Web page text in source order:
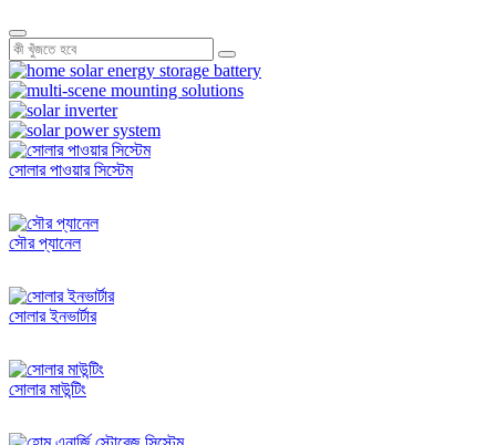
সোলার পাওয়ার সিস্টেম
সৌর প্যানেল
সোলার ইনভার্টার
সোলার মাউন্টিং